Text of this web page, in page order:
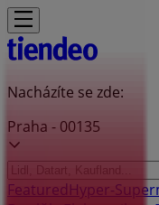
Nacházíte se zde:
Praha - 00135
FeaturedHyper-